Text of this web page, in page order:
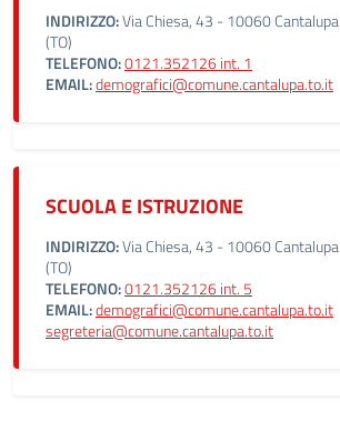
INDIRIZZO:Via Chiesa, 43 - 10060 Cantalupa
(TO)
TELEFONO:0121.352126 int. 1
EMAIL:demografici@comune.cantalupa.to.it
SCUOLA E ISTRUZIONE
INDIRIZZO:Via Chiesa, 43 - 10060 Cantalupa
(TO)
TELEFONO:0121.352126 int. 5
EMAIL:demografici@comune.cantalupa.to.it
segreteria@comune.cantalupa.to.it